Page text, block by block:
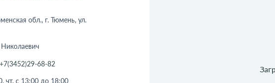
обл., г. Тюмень, ул.
+7(3452)29-68-82
чт. с 13:00 до 18:00